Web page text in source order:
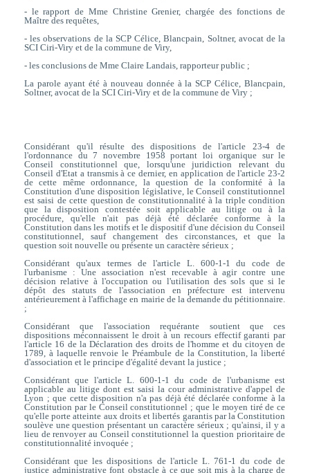
- le rapport de Mme Christine Grenier, chargée des fonctions de
Maître des requêtes,
- les observations de la SCP Célice, Blancpain, Soltner, avocat de la
SCI Ciri-Viry et de la commune de Viry,
- les conclusions de Mme Claire Landais, rapporteur public ;
La parole ayant été à nouveau donnée à la SCP Célice, Blancpain,
Soltner, avocat de la SCI Ciri-Viry et de la commune de Viry ;
Considérant qu'il résulte des dispositions de l'article 23-4 de
l'ordonnance du 7 novembre 1958 portant loi organique sur le
Conseil constitutionnel que, lorsqu'une juridiction relevant du
Conseil d'Etat a transmis à ce dernier, en application de l'article 23-2
de cette même ordonnance, la question de la conformité à la
Constitution d'une disposition législative, le Conseil constitutionnel
est saisi de cette question de constitutionnalité à la triple condition
que la disposition contestée soit applicable au litige ou à la
procédure, qu'elle n'ait pas déjà été déclarée conforme à la
Constitution dans les motifs et le dispositif d'une décision du Conseil
constitutionnel, sauf changement des circonstances, et que la
question soit nouvelle ou présente un caractère sérieux ;
Considérant qu'aux termes de l'article L. 600-1-1 du code de
l'urbanisme : Une association n'est recevable à agir contre une
décision relative à l'occupation ou l'utilisation des sols que si le
dépôt des statuts de l'association en préfecture est intervenu
antérieurement à l'affichage en mairie de la demande du pétitionnaire.
;
Considérant que l'association requérante soutient que ces
dispositions méconnaissent le droit à un recours effectif garanti par
l'article 16 de la Déclaration des droits de l'homme et du citoyen de
1789, à laquelle renvoie le Préambule de la Constitution, la liberté
d'association et le principe d'égalité devant la justice ;
Considérant que l'article L. 600-1-1 du code de l'urbanisme est
applicable au litige dont est saisi la cour administrative d'appel de
Lyon ; que cette disposition n'a pas déjà été déclarée conforme à la
Constitution par le Conseil constitutionnel ; que le moyen tiré de ce
qu'elle porte atteinte aux droits et libertés garantis par la Constitution
soulève une question présentant un caractère sérieux ; qu'ainsi, il y a
lieu de renvoyer au Conseil constitutionnel la question prioritaire de
constitutionnalité invoquée ;
Considérant que les dispositions de l'article L. 761-1 du code de
justice administrative font obstacle à ce que soit mis à la charge de